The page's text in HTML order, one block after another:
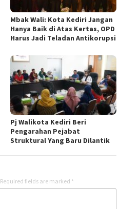
Mbak Wali: Kota Kediri Jangan
Hanya Baik di Atas Kertas, OPD
Harus Jadi Teladan Antikorupsi
Pj Walikota Kediri Beri
Pengarahan Pejabat
Struktural Yang Baru Dilantik
Required fields are marked *